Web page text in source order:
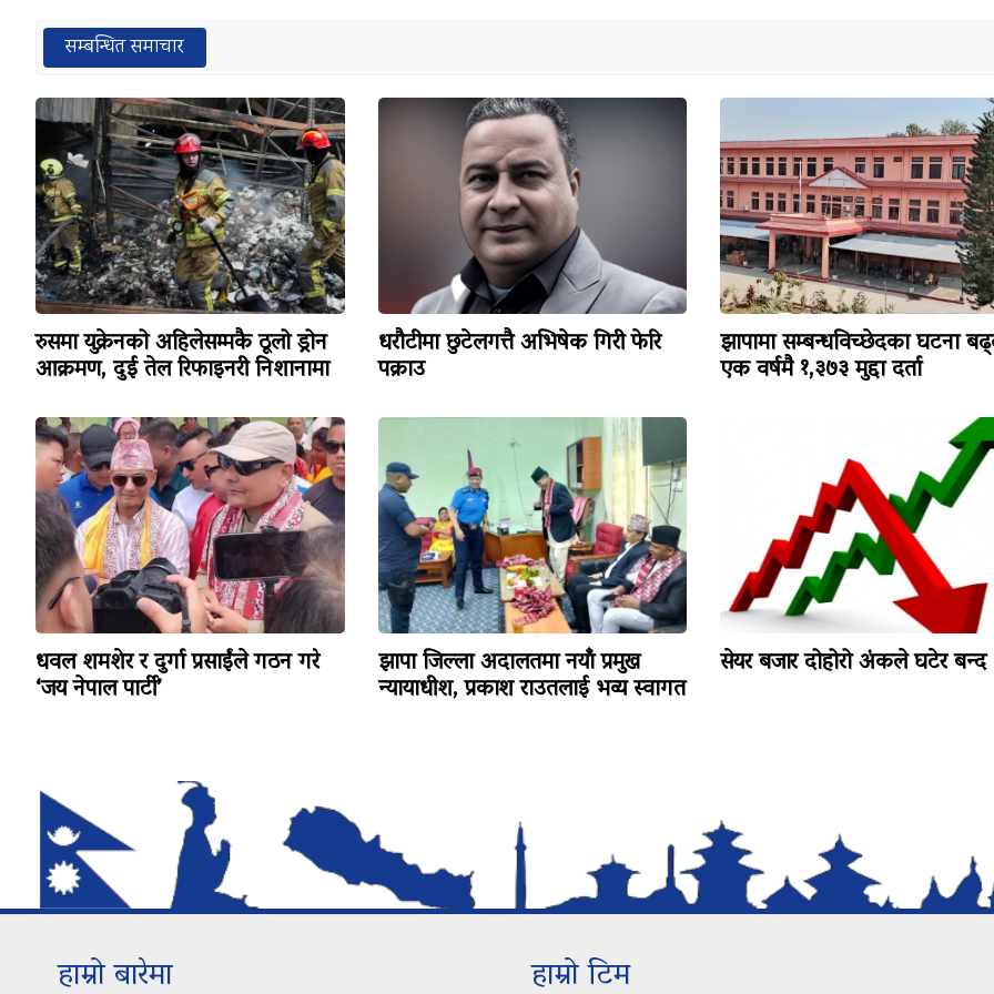
सम्बन्धित समाचार
रुसमा युक्रेनको अहिलेसम्मकै ठूलो ड्रोन
आक्रमण, दुई तेल रिफाइनरी निशानामा
धरौटीमा छुटेलगत्तै अभिषेक गिरी फेरि
पक्राउ
झापामा सम्बन्धविच्छेदका घटना
एक वर्षमै १,३७३ मुद्दा दर्ता
धवल शमशेर र दुर्गा प्रसाईंले गठन गरे
‘जय नेपाल पार्टी’
झापा जिल्ला अदालतमा नयाँ प्रमुख
न्यायाधीश, प्रकाश राउतलाई भव्य स्वागत
सेयर बजार दोहोरो अंकले घटेर बन्द
हाम्रो बारेमा हाम्रो टिम